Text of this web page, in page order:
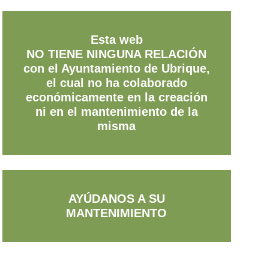
Esta web
NO TIENE NINGUNA RELACIÓN
con el Ayuntamiento de Ubrique,
el cual no ha colaborado
económicamente en la creación
ni en el mantenimiento de la
misma
AYÚDANOS A SU
MANTENIMIENTO